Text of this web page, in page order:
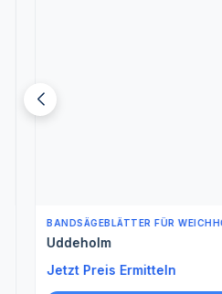
BANDSÄGEBLÄTTER FÜR WEICHHOLZ
Uddeholm
Jetzt Preis Ermitteln